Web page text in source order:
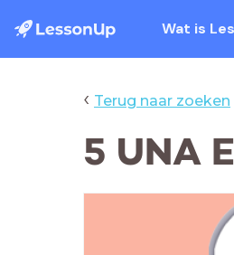
Wat is
‹ Terug naar zoeken
5 UNA